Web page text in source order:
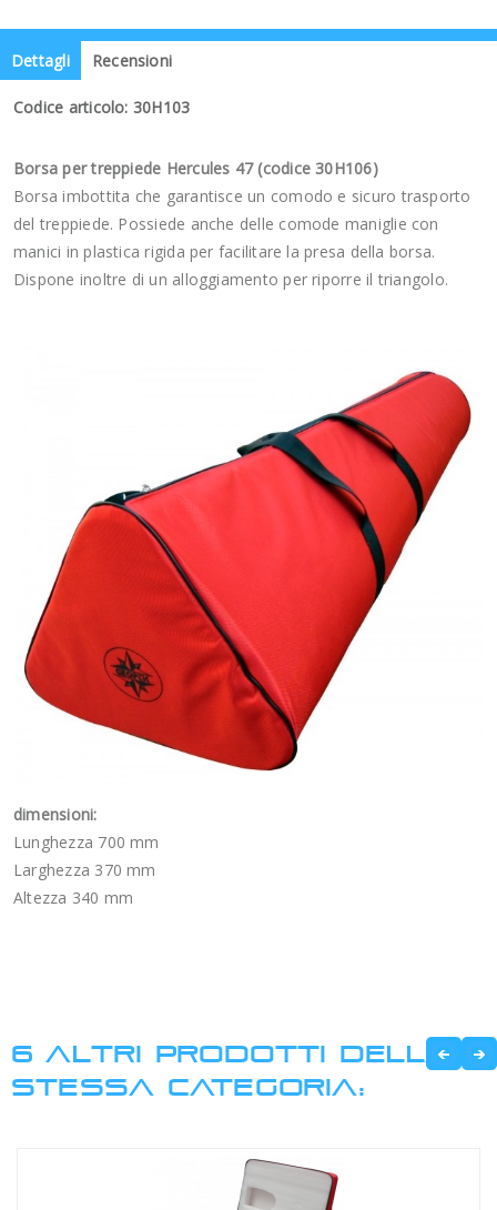
Dettagli Recensioni
Codice articolo: 30H103
Borsa per treppiede Hercules 47 (codice 30H106)
Borsa imbottita che garantisce un comodo e sicuro trasporto
del treppiede. Possiede anche delle comode maniglie con
manici in plastica rigida per facilitare la presa della borsa.
Dispone inoltre di un alloggiamento per riporre il triangolo.
dimensioni:
Lunghezza 700 mm
Larghezza 370 mm
Altezza 340 mm
6 ALTRI PRODOTTI DELLA
STESSA CATEGORIA: